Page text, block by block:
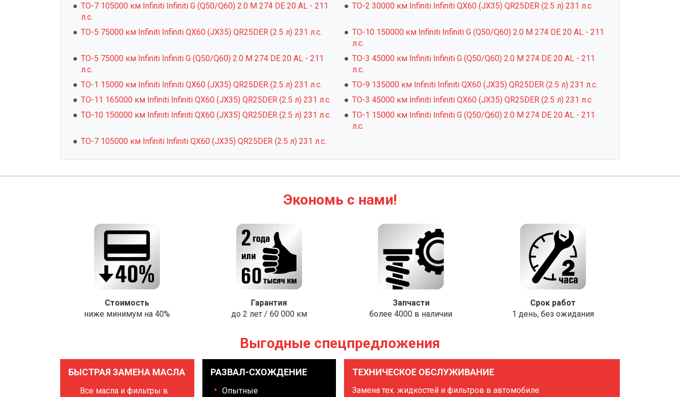
ТО-7 105000 км Infiniti Infiniti G (Q50/Q60) 2.0 M 274 DE 20 AL - 211
л.с.
ТО-2 30000 км Infiniti Infiniti QX60 (JX35) QR25DER (2.5 л) 231 л.с.
ТО-5 75000 км Infiniti Infiniti QX60 (JX35) QR25DER (2.5 л) 231 л.с.
ТО-10 150000 км Infiniti Infiniti G (Q50/Q60) 2.0 M 274 DE 20 AL - 211
л.с.
ТО-5 75000 км Infiniti Infiniti G (Q50/Q60) 2.0 M 274 DE 20 AL - 211
л.с.
ТО-3 45000 км Infiniti Infiniti G (Q50/Q60) 2.0 M 274 DE 20 AL - 211
л.с.
ТО-1 15000 км Infiniti Infiniti QX60 (JX35) QR25DER (2.5 л) 231 л.с.
ТО-9 135000 км Infiniti Infiniti QX60 (JX35) QR25DER (2.5 л) 231 л.с.
ТО-11 165000 км Infiniti Infiniti QX60 (JX35) QR25DER (2.5 л) 231 л.с.
ТО-3 45000 км Infiniti Infiniti QX60 (JX35) QR25DER (2.5 л) 231 л.с.
ТО-10 150000 км Infiniti Infiniti QX60 (JX35) QR25DER (2.5 л) 231 л.с.
ТО-1 15000 км Infiniti Infiniti G (Q50/Q60) 2.0 M 274 DE 20 AL - 211
л.с.
ТО-7 105000 км Infiniti Infiniti QX60 (JX35) QR25DER (2.5 л) 231 л.с.
Экономь с нами!
Стоимость
ниже минимум на 40%
Гарантия
до 2 лет / 60 000 км
Запчасти
более 4000 в наличии
Срок работ
1 день, без ожидания
Выгодные спецпредложения
БЫСТРАЯ ЗАМЕНА МАСЛА
Все масла и фильтры в
РАЗВАЛ-СХОЖДЕНИЕ
Опытные
ТЕХНИЧЕСКОЕ ОБСЛУЖИВАНИЕ
Замена тех. жидкостей и фильтров в автомобиле